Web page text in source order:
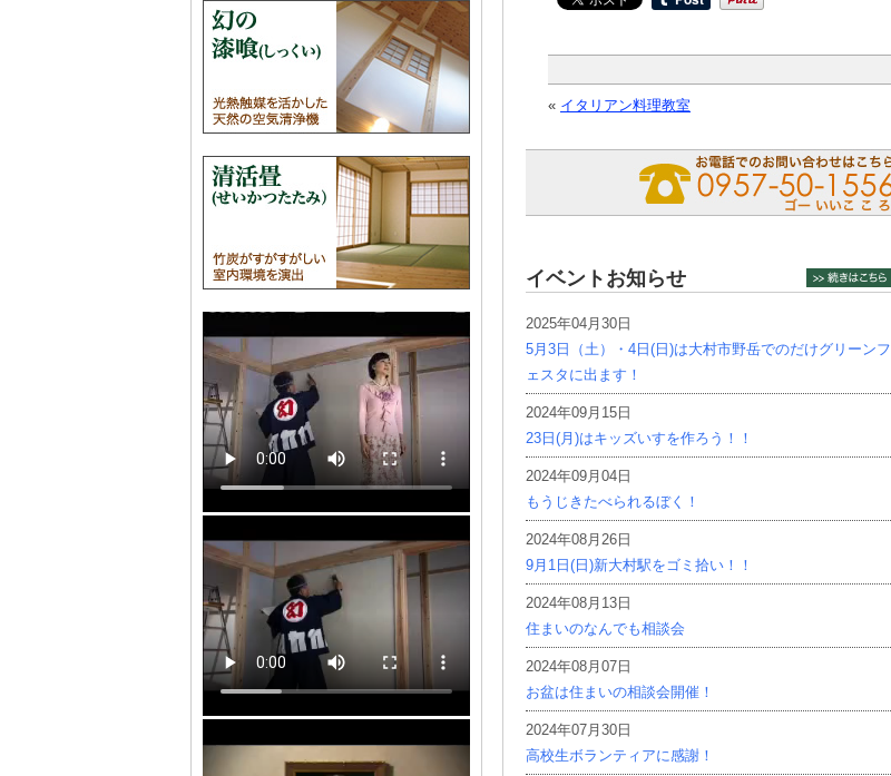
« イタリアン料理教室
イベントお知らせ
2025年04月30日
5月3日（土）・4日(日)は大村市野岳でのだけグリーンフ
ェスタに出ます！
2024年09月15日
23日(月)はキッズいすを作ろう！！
2024年09月04日
もうじきたべられるぼく！
2024年08月26日
9月1日(日)新大村駅をゴミ拾い！！
2024年08月13日
住まいのなんでも相談会
2024年08月07日
お盆は住まいの相談会開催！
2024年07月30日
高校生ボランティアに感謝！